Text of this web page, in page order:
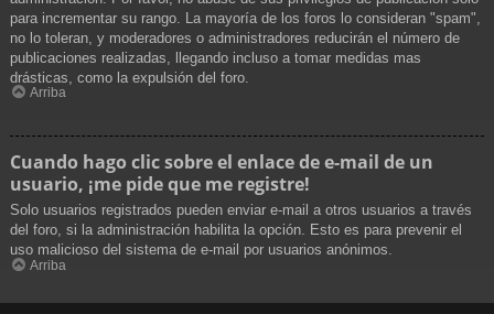
para incrementar su rango. La mayoría de los foros lo consideran "spam",
no lo toleran, y moderadores o administradores reducirán el número de
publicaciones realizadas, llegando incluso a tomar medidas mas
drásticas, como la expulsión del foro.
Arriba
Cuando hago clic sobre el enlace de e-mail de un
usuario, ¡me pide que me registre!
Solo usuarios registrados pueden enviar e-mail a otros usuarios a través
del foro, si la administración habilita la opción. Esto es para prevenir el
uso malicioso del sistema de e-mail por usuarios anónimos.
Arriba